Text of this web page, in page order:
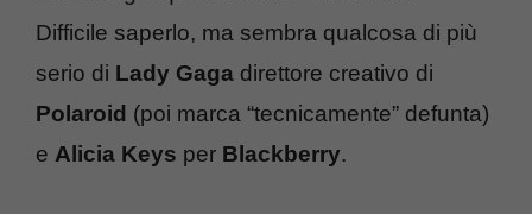
Difficile saperlo, ma sembra qualcosa di più
serio di Lady Gaga direttore creativo di
Polaroid (poi marca “tecnicamente” defunta)
e Alicia Keys per Blackberry.